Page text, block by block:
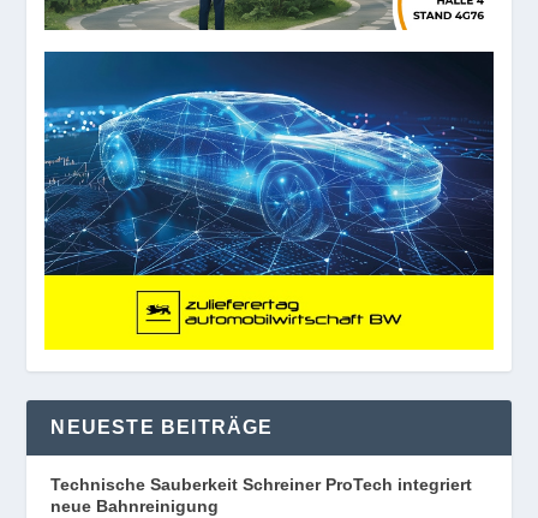
NEUESTE BEITRÄGE
Technische Sauberkeit Schreiner ProTech integriert
neue Bahnreinigung